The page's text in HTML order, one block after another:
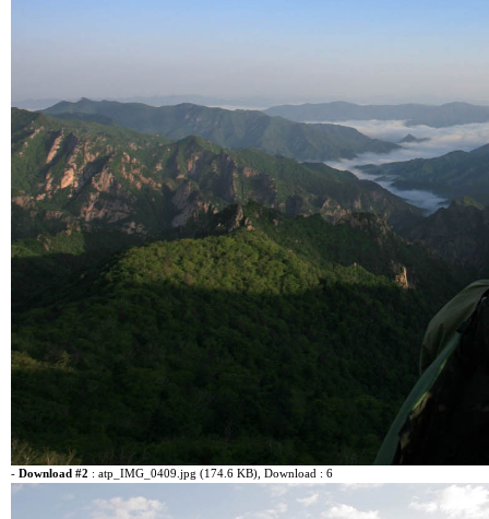
- Download #2 : atp_IMG_0409.jpg (174.6 KB) , Download : 6